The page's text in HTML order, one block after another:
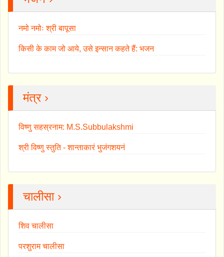
नमो नमोः श्री बापूसा
किसी के काम जो आये, उसे इन्सान कहते हैं: भजन
मंत्र ›
विष्णु सहस्रनाम: M.S.Subbulakshmi
श्री विष्णु स्तुति - शान्ताकारं भुजंगशयनं
चालीसा ›
शिव चालीसा
परशुराम चालीसा